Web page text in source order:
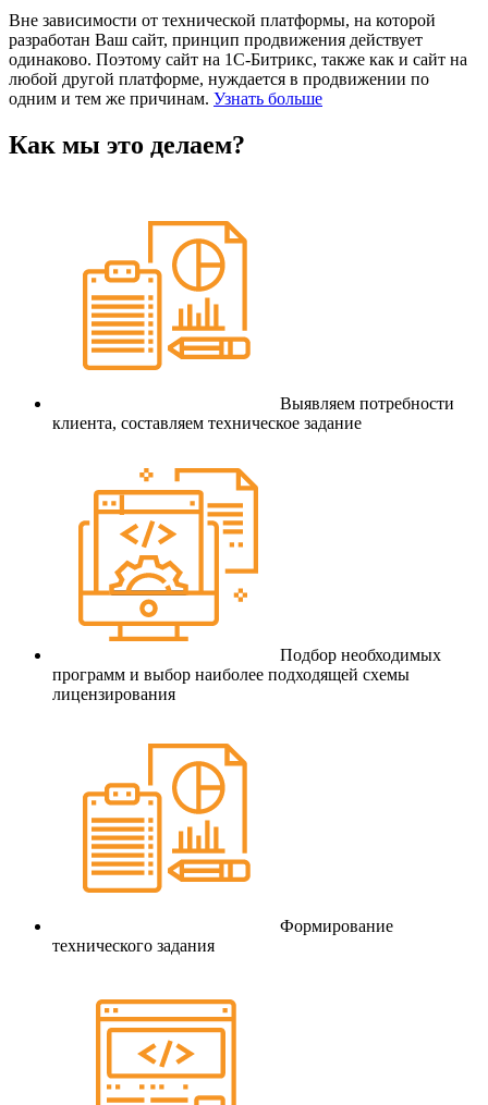
Вне зависимости от технической платформы, на которой
разработан Ваш сайт, принцип продвижения действует
одинаково. Поэтому сайт на 1С-Битрикс, также как и сайт на
любой другой платформе, нуждается в продвижении по
одним и тем же причинам. Узнать больше
Как мы это делаем?
Выявляем потребности
клиента, составляем техническое задание
Подбор необходимых
программ и выбор наиболее подходящей схемы
лицензирования
Формирование
технического задания